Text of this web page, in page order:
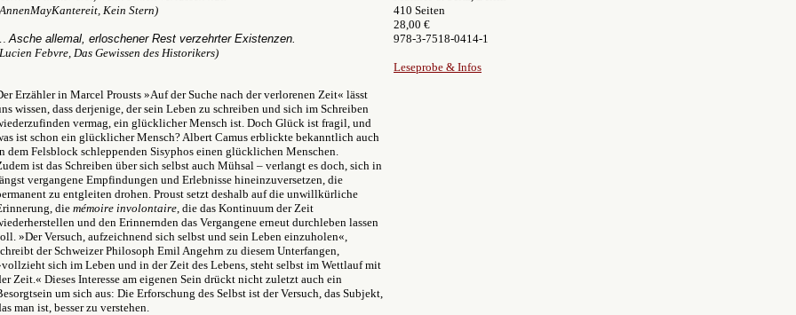
Kein Stern)
Asche allemal, erloschener Rest verzehrter Existenzen.
Febvre, Das Gewissen des Historikers)
Erzähler in Marcel Prousts »Auf der Suche nach der verlorenen Zeit« lässt
wissen, dass derjenige, der sein Leben zu schreiben und sich im Schreiben
vermag, ein glücklicher Mensch ist. Doch Glück ist fragil, und
ist schon ein glücklicher Mensch? Albert Camus erblickte bekanntlich auch
dem Felsblock schleppenden Sisyphos einen glücklichen Menschen.
ist das Schreiben über sich selbst auch Mühsal – verlangt es doch, sich in
vergangene Empfindungen und Erlebnisse hineinzuversetzen, die
zu entgleiten drohen. Proust setzt deshalb auf die unwillkürliche
die mémoire involontaire, die das Kontinuum der Zeit
und den Erinnernden das Vergangene erneut durchleben lassen
»Der Versuch, aufzeichnend sich selbst und sein Leben einzuholen«,
der Schweizer Philosoph Emil Angehrn zu diesem Unterfangen,
sich im Leben und in der Zeit des Lebens, steht selbst im Wettlauf mit
Zeit.« Dieses Interesse am eigenen Sein drückt nicht zuletzt auch ein
um sich aus: Die Erforschung des Selbst ist der Versuch, das Subjekt,
man ist, besser zu verstehen.
410 Seiten
28,00 €
978-3-7518-0414-1
Leseprobe & Infos